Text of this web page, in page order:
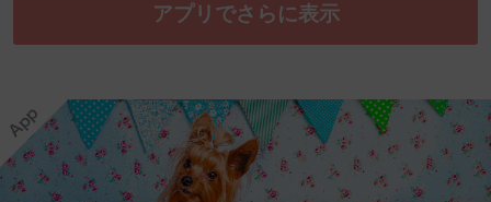
アプリでさらに表示